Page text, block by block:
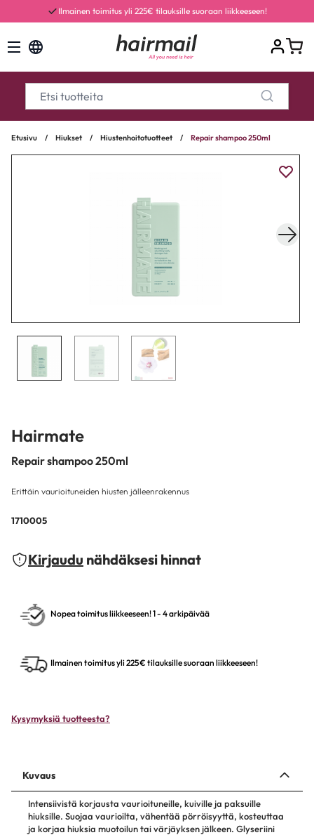
Ilmainen toimitus yli 225€ tilauksille suoraan liikkeeseen!
Etusivu / Hiukset / Hiustenhoitotuotteet / Repair shampoo 250ml
Hairmate
Repair shampoo 250ml
Erittäin vaurioituneiden hiusten jälleenrakennus
1710005
Kirjaudu nähdäksesi hinnat
Nopea toimitus liikkeeseen! 1 - 4 arkipäivää
Ilmainen toimitus yli 225€ tilauksille suoraan liikkeeseen!
Kysymyksiä tuotteesta?
Kuvaus
Intensiivistä korjausta vaurioituneille, kuiville ja paksuille
hiuksille. Suojaa vaurioilta, vähentää pörröisyyttä, kosteuttaa
ja korjaa hiuksia muotoilun tai värjäyksen jälkeen. Glyseriini